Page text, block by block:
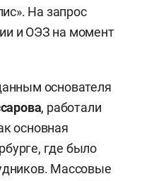
На запрос
и ОЭЗ на момент
основателя
, работали
основная
где было
Массовые